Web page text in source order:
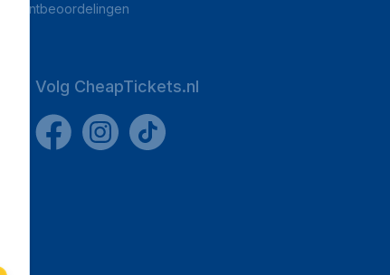
klantbeoordelingen
Volg CheapTickets.nl